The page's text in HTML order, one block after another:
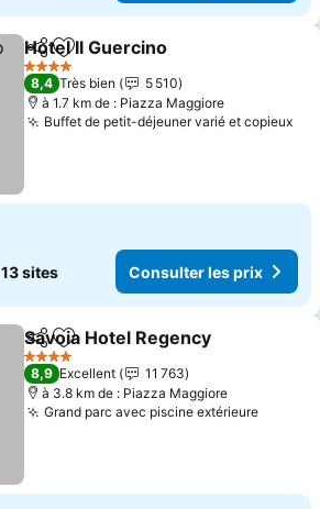
PartagerAjouter à mes favoris
Hotel Il Guercino
4 Étoiles
8,4 Très bien
5 510
à 1.7 km de : Piazza Maggiore
Buffet de petit-déjeuner varié et copieux
13 sites Consulter les prix
PartagerAjouter à mes favoris
Savoia Hotel Regency
4 Étoiles
8,9 Excellent
11 763
à 3.8 km de : Piazza Maggiore
Grand parc avec piscine extérieure